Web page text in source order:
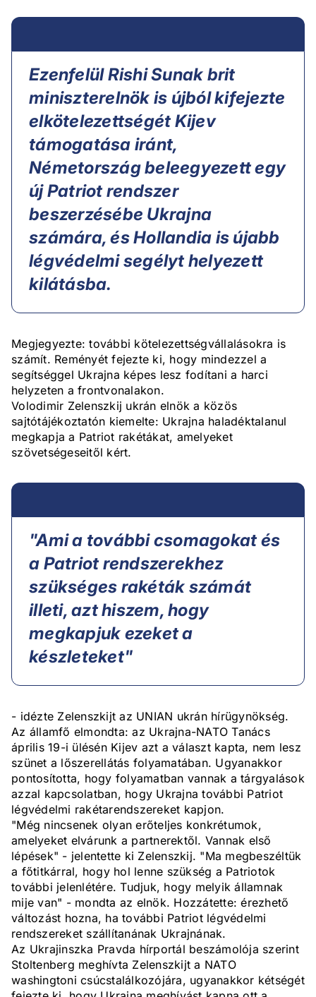
Ezenfelül Rishi Sunak brit
miniszterelnök is újból kifejezte
elkötelezettségét Kijev
támogatása iránt,
Németország beleegyezett egy
új Patriot rendszer
beszerzésébe Ukrajna
számára, és Hollandia is újabb
légvédelmi segélyt helyezett
kilátásba.
Megjegyezte: további kötelezettségvállalásokra is
számít. Reményét fejezte ki, hogy mindezzel a
segítséggel Ukrajna képes lesz fodítani a harci
helyzeten a frontvonalakon.
Volodimir Zelenszkij ukrán elnök a közös
sajtótájékoztatón kiemelte: Ukrajna haladéktalanul
megkapja a Patriot rakétákat, amelyeket
szövetségeseitől kért.
"Ami a további csomagokat és
a Patriot rendszerekhez
szükséges rakéták számát
illeti, azt hiszem, hogy
megkapjuk ezeket a
készleteket"
- idézte Zelenszkijt az UNIAN ukrán hírügynökség.
Az államfő elmondta: az Ukrajna-NATO Tanács
április 19-i ülésén Kijev azt a választ kapta, nem lesz
szünet a lőszerellátás folyamatában. Ugyanakkor
pontosította, hogy folyamatban vannak a tárgyalások
azzal kapcsolatban, hogy Ukrajna további Patriot
légvédelmi rakétarendszereket kapjon.
"Még nincsenek olyan erőteljes konkrétumok,
amelyeket elvárunk a partnerektől. Vannak első
lépések" - jelentette ki Zelenszkij. "Ma megbeszéltük
a főtitkárral, hogy hol lenne szükség a Patriotok
további jelenlétére. Tudjuk, hogy melyik államnak
mije van" - mondta az elnök. Hozzátette: érezhető
változást hozna, ha további Patriot légvédelmi
rendszereket szállítanának Ukrajnának.
Az Ukrajinszka Pravda hírportál beszámolója szerint
Stoltenberg meghívta Zelenszkijt a NATO
washingtoni csúcstalálkozójára, ugyanakkor kétségét